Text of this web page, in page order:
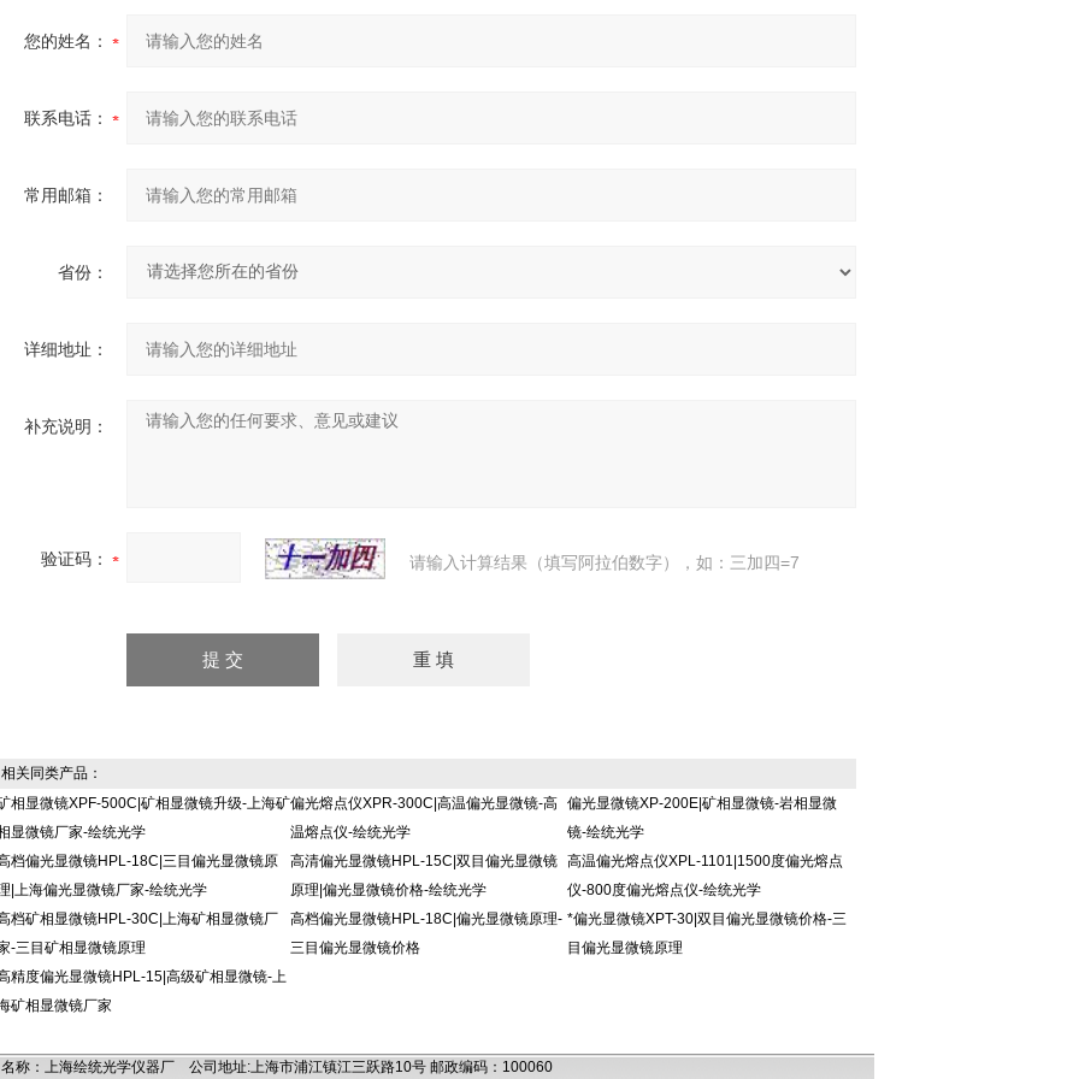
您的姓名：
联系电话：
常用邮箱：
省份：
详细地址：
补充说明：
验证码： 请输入计算结果（填写阿拉伯数字），如：三加四=7
同类产品：
相显微镜XPF-500C|矿相显微镜升级-上海矿
显微镜厂家-绘统光学
偏光熔点仪XPR-300C|高温偏光显微镜-高
温熔点仪-绘统光学
偏光显微镜XP-200E|矿相显微镜-岩相显微
镜-绘统光学
档偏光显微镜HPL-18C|三目偏光显微镜原
|上海偏光显微镜厂家-绘统光学
高清偏光显微镜HPL-15C|双目偏光显微镜
原理|偏光显微镜价格-绘统光学
高温偏光熔点仪XPL-1101|1500度偏光熔点
仪-800度偏光熔点仪-绘统光学
档矿相显微镜HPL-30C|上海矿相显微镜厂
-三目矿相显微镜原理
高档偏光显微镜HPL-18C|偏光显微镜原理-
三目偏光显微镜价格
*偏光显微镜XPT-30|双目偏光显微镜价格-三
目偏光显微镜原理
精度偏光显微镜HPL-15|高级矿相显微镜-上
矿相显微镜厂家
称：上海绘统光学仪器厂 公司地址:上海市浦江镇江三跃路10号 邮政编码：100060